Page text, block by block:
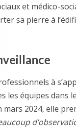
et médico-
sa pierre à
à
les équipes dans
mars 2024, elle